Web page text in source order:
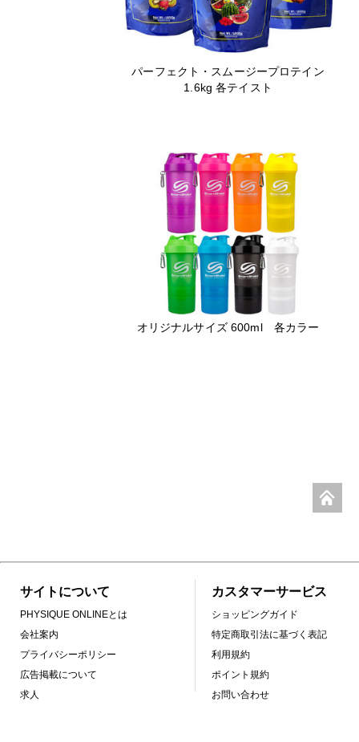
パーフェクト・スムージープロテイン
1.6kg 各テイスト
オリジナルサイズ 600ml 各カラー
サイトについて
PHYSIQUE ONLINEとは
会社案内
プライバシーポリシー
広告掲載について
求人
カスタマーサービス
ショッピングガイド
特定商取引法に基づく表記
利用規約
ポイント規約
お問い合わせ